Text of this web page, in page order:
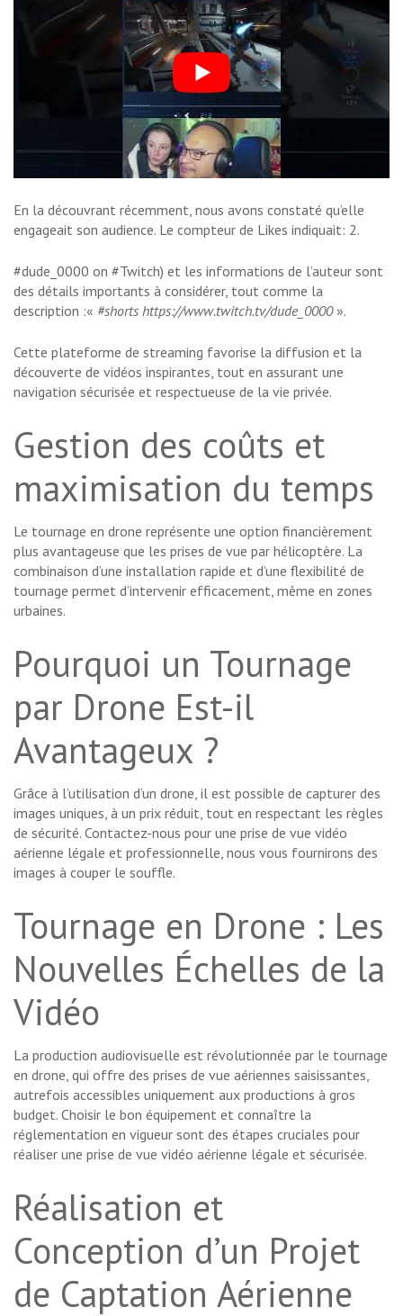
En la découvrant récemment, nous avons constaté qu’elle
engageait son audience. Le compteur de Likes indiquait: 2.
#dude_0000 on #Twitch) et les informations de l’auteur sont
des détails importants à considérer, tout comme la
description :« #shorts https://www.twitch.tv/dude_0000 ».
Cette plateforme de streaming favorise la diffusion et la
découverte de vidéos inspirantes, tout en assurant une
navigation sécurisée et respectueuse de la vie privée.
Gestion des coûts et
maximisation du temps
Le tournage en drone représente une option financièrement
plus avantageuse que les prises de vue par hélicoptère. La
combinaison d’une installation rapide et d’une flexibilité de
tournage permet d’intervenir efficacement, même en zones
urbaines.
Pourquoi un Tournage
par Drone Est-il
Avantageux ?
Grâce à l’utilisation d’un drone, il est possible de capturer des
images uniques, à un prix réduit, tout en respectant les règles
de sécurité. Contactez-nous pour une prise de vue vidéo
aérienne légale et professionnelle, nous vous fournirons des
images à couper le souffle.
Tournage en Drone : Les
Nouvelles Échelles de la
Vidéo
La production audiovisuelle est révolutionnée par le tournage
en drone, qui offre des prises de vue aériennes saisissantes,
autrefois accessibles uniquement aux productions à gros
budget. Choisir le bon équipement et connaître la
réglementation en vigueur sont des étapes cruciales pour
réaliser une prise de vue vidéo aérienne légale et sécurisée.
Réalisation et
Conception d’un Projet
de Captation Aérienne